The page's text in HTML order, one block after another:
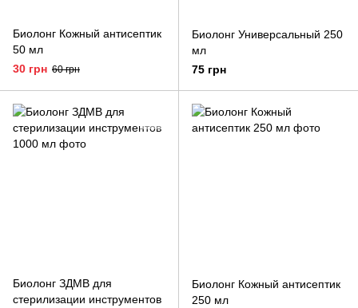
Биолонг Кожный антисептик
50 мл
30 грн 60 грн
Биолонг Универсальный 250
мл
75 грн
Биолонг ЗДМВ для
стерилизации инструментов
Биолонг Кожный антисептик
250 мл